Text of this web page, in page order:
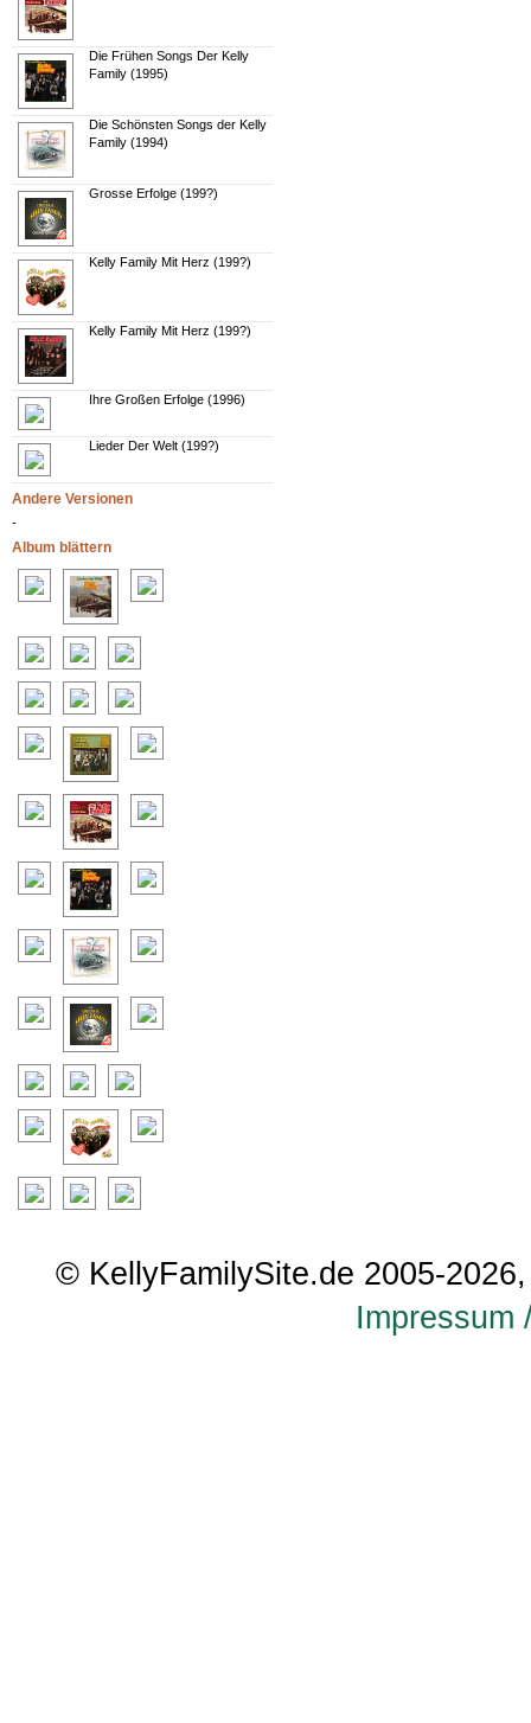
Die Frühen Songs Der Kelly
Family (1995)
Die Schönsten Songs der Kelly
Family (1994)
Grosse Erfolge (199?)
Kelly Family Mit Herz (199?)
Kelly Family Mit Herz (199?)
Ihre Großen Erfolge (1996)
Lieder Der Welt (199?)
Andere Versionen
-
Album blättern
© KellyFamilySite.de 2005-
Impressum